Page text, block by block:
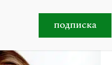
подписка
Вера Купер в Бадене